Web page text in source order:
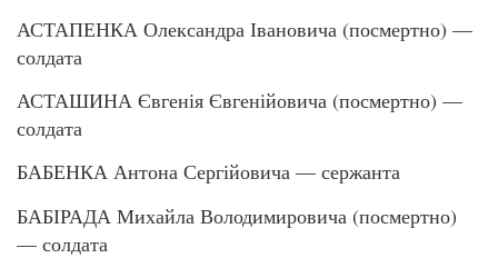
АСТАПЕНКА Олександра Івановича (посмертно) —
солдата
АСТАШИНА Євгенія Євгенійовича (посмертно) —
солдата
БАБЕНКА Антона Сергійовича — сержанта
БАБІРАДА Михайла Володимировича (посмертно)
— солдата